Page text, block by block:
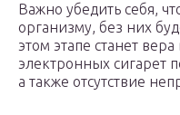
Важно убедить себя,
организму, без них
этом этапе станет
электронных сигарет
а также отсутствие